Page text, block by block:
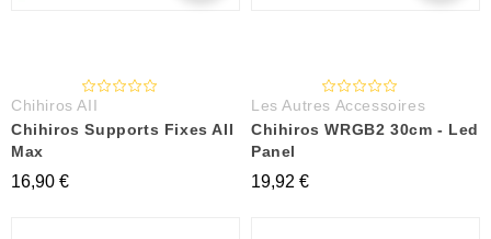
Chihiros AII
Chihiros Supports Fixes AII
Max
16,90 €
Les Autres Accessoires
Chihiros WRGB2 30cm - Led
Panel
19,92 €